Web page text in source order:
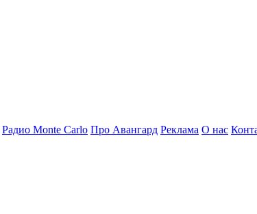
Радио Monte Carlo Про Авангард Реклама О нас